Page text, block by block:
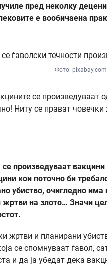
пред неколку
е вообичаена
Фото: pixabay.com
се произведуваат
Ниту се прават
се произведуваат
кои поточно би
убиство, очигледно
на злото… Значи
жртви и планирани
се спомнуваат ѓавол,
и да ја убедат дека